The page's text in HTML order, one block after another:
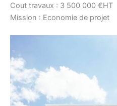
Cout travaux : 3 500 000 €HT
Mission : Economie de projet